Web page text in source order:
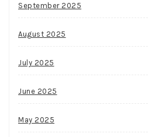
September 2025
August 2025
July 2025
June 2025
May 2025